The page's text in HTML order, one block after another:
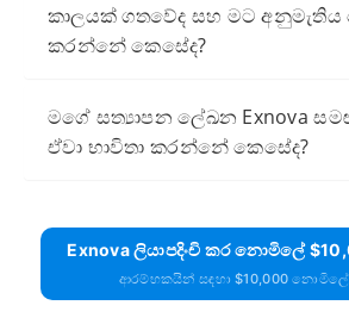
කාලයක් ගතවේද සහ මට අනුමැතිය
කරන්නේ කෙසේද?
මගේ සත්‍යාපන ලේඛන Exnova
ඒවා භාවිතා කරන්නේ කෙසේද?
Exnova ලියාපදිංචි කර නොමිලේ
ආරම්භකයින් සඳහා $10,000